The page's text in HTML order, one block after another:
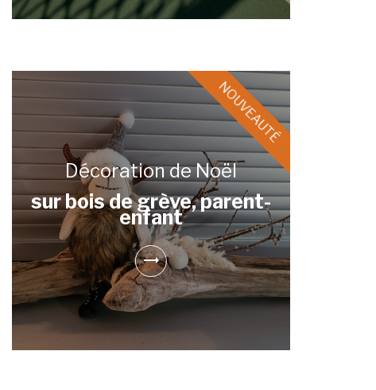
Décoration de Noël
sur bois de grève, parent-
enfant